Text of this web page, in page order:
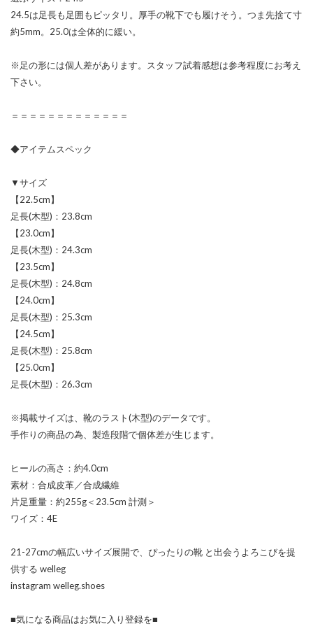
24.5は足長も足囲もピッタリ。厚手の靴下でも履けそう。つま先捨て寸
約5mm。25.0は全体的に緩い。
※足の形には個人差があります。スタッフ試着感想は参考程度にお考え
下さい。
＝＝＝＝＝＝＝＝＝＝＝＝＝
◆アイテムスペック
▼サイズ
【22.5cm】
足長(木型)：23.8cm
【23.0cm】
足長(木型)：24.3cm
【23.5cm】
足長(木型)：24.8cm
【24.0cm】
足長(木型)：25.3cm
【24.5cm】
足長(木型)：25.8cm
【25.0cm】
足長(木型)：26.3cm
※掲載サイズは、靴のラスト(木型)のデータです。
手作りの商品の為、製造段階で個体差が生じます。
ヒールの高さ：約4.0cm
素材：合成皮革／合成繊維
片足重量：約255g＜23.5cm 計測＞
ワイズ：4E
21-27cmの幅広いサイズ展開で、ぴったりの靴 と出会うよろこびを提
供する welleg
instagram welleg.shoes
■気になる商品はお気に入り登録を■